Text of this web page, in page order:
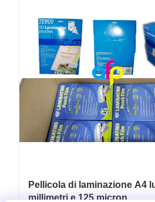
Pellicola di laminazione A4
millimetri e 125 micron.